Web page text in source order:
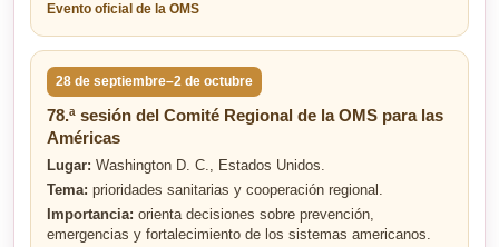
Evento oficial de la OMS
28 de septiembre–2 de octubre
78.ª sesión del Comité Regional de la OMS para las
Américas
Lugar: Washington D. C., Estados Unidos.
Tema: prioridades sanitarias y cooperación regional.
Importancia: orienta decisiones sobre prevención,
emergencias y fortalecimiento de los sistemas americanos.